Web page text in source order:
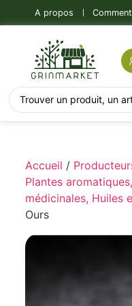
A propos
Accueil /
Plantes
médicinales, Huiles
Ours